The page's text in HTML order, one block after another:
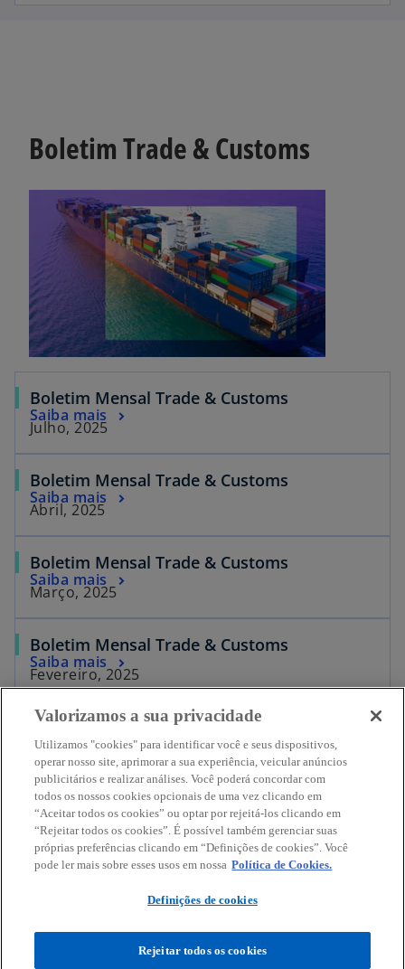
Boletim Trade & Customs
Boletim Mensal Trade & Customs
Julho, 2025
Saiba mais
Boletim Mensal Trade & Customs
Abril, 2025
Saiba mais
Boletim Mensal Trade & Customs
Março, 2025
Saiba mais
Boletim Mensal Trade & Customs
Fevereiro, 2025
Saiba mais
Contato
Sobre a KPMG
Serviços
Valorizamos a sua privacidade
Utilizamos "cookies" para identificar você e seus dispositivos,
operar nosso site, aprimorar a sua experiência, veicular anúncios
publicitários e realizar análises. Você poderá concordar com
todos os nossos cookies opcionais de uma vez clicando em
“Aceitar todos os cookies” ou optar por rejeitá-los clicando em
“Rejeitar todos os cookies”. É possível também gerenciar suas
próprias preferências clicando em “Definições de cookies”. Você
pode ler mais sobre esses usos em nossa Política de Cookies.
Definições de cookies
Rejeitar todos os cookies